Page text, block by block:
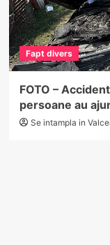
Fapt divers
FOTO –
persoane au
Se intampla in